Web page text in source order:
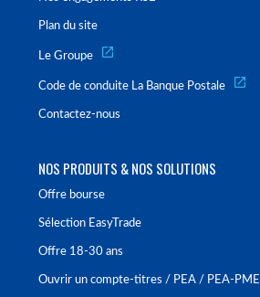
Plan du site
Le Groupe
Code de conduite La Banque Postale
Contactez-nous
NOS PRODUITS & NOS SOLUTIONS
Offre bourse
Sélection EasyTrade
Offre 18-30 ans
Ouvrir un compte-titres / PEA / PEA-PME